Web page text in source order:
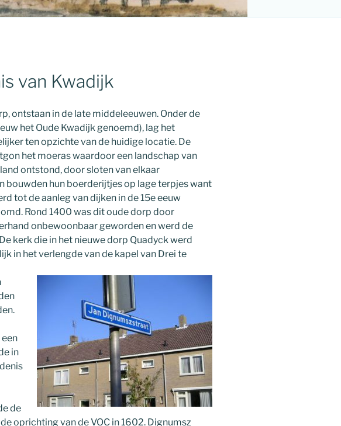
van Kwadijk
ontstaan in de late middeleeuwen. Onder de
het Oude Kwadijk genoemd), lag het
ten opzichte van de huidige locatie. De
het moeras waardoor een landschap van
ontstond, door sloten van elkaar
bouwden hun boerderijtjes op lage terpjes want
tot de aanleg van dijken in de 15e eeuw
Rond 1400 was dit oude dorp door
onbewoonbaar geworden en werd de
kerk die in het nieuwe dorp Quadyck werd
in het verlengde van de kapel van Drei te
in
de
oprichting van de VOC in 1602. Dignumsz